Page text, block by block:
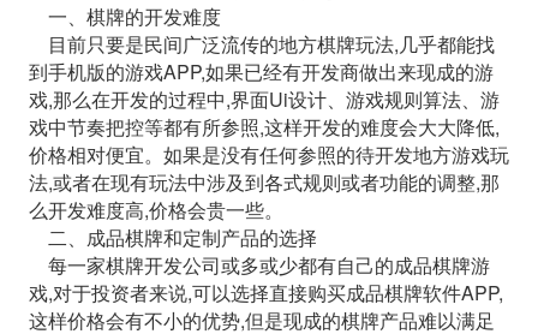
一、棋牌的开发难度
目前只要是民间广泛流传的地方棋牌玩法,几乎都能找
到手机版的游戏APP,如果已经有开发商做出来现成的游
戏,那么在开发的过程中,界面Ui设计、游戏规则算法、游
戏中节奏把控等都有所参照,这样开发的难度会大大降低,
价格相对便宜。如果是没有任何参照的待开发地方游戏玩
法,或者在现有玩法中涉及到各式规则或者功能的调整,那
么开发难度高,价格会贵一些。
二、成品棋牌和定制产品的选择
每一家棋牌开发公司或多或少都有自己的成品棋牌游
戏,对于投资者来说,可以选择直接购买成品棋牌软件APP,
这样价格会有不小的优势,但是现成的棋牌产品难以满足